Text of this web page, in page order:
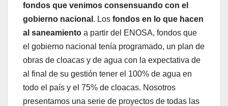
fondos que venimos consensuando con el
gobierno nacional . Los fondos en lo que hacen
al saneamiento a partir del ENOSA, fondos que
el gobierno nacional tenía programado, un plan de
obras de cloacas y de agua con la expectativa de
al final de su gestión tener el 100% de agua en
todo el país y el 75% de cloacas. Nosotros
presentamos una serie de proyectos de todas las